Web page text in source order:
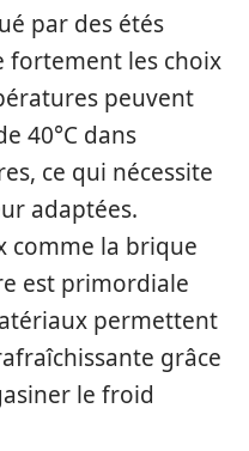
par des étés
fortement les choix
peuvent
40°C dans
ce qui nécessite
adaptées.
comme la brique
est primordiale
permettent
grâce
le froid